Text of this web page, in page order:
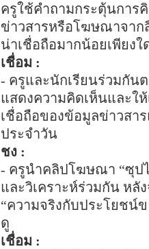
ครูใช้คำถามกระตุ้นกา
ข่าวสารหรือโฆษณาจาก
น่าเชื่อถือมากน้อยเพียงใ
เชื่อม :
- ครูและนักเรียนร่วมกัน
แสดงความคิดเห็นและใ
เชื่อถือของข้อมูลข่าวสา
ประจำวัน
ชง :
- ครูนำคลิปโฆษณา “ซุป
และวิเคราะห์ร่วมกัน หลั
“ความจริงกับประโยชน์
ดู
เชื่อม :